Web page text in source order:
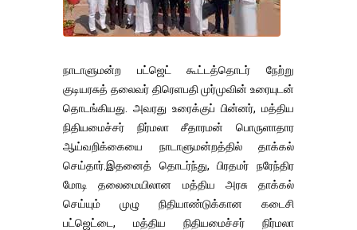
நாடாளுமன்ற பட்ஜெட் கூட்டத்தொடர் நேற்று
குடியரசுத் தலைவர் திரெளபதி முர்முவின் உரையுடன்
தொடங்கியது. அவரது உரைக்குப் பின்னர், மத்திய
நிதியமைச்சர் நிர்மலா சீதாரமன் பொருளாதார
ஆய்வறிக்கையை நாடாளுமன்றத்தில் தாக்கல்
செய்தார்.இதனைத் தொடர்ந்து, பிரதமர் நரேந்திர
மோடி தலைமையிலான மத்திய அரசு தாக்கல்
செய்யும் முழு நிதியாண்டுக்கான கடைசி
பட்ஜெட்டை, மத்திய நிதியமைச்சர் நிர்மலா